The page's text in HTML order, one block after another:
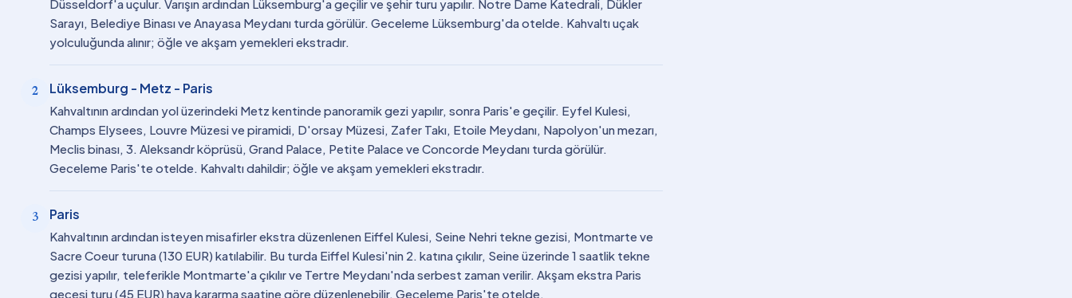
Düsseldorf'a uçulur. Varışın ardından Lüksemburg'a geçilir ve şehir turu yapılır. Notre Dame Katedrali, Dükler
Sarayı, Belediye Binası ve Anayasa Meydanı turda görülür. Geceleme Lüksemburg'da otelde. Kahvaltı uçak
yolculuğunda alınır; öğle ve akşam yemekleri ekstradır.
2 Lüksemburg - Metz - Paris
Kahvaltının ardından yol üzerindeki Metz kentinde panoramik gezi yapılır, sonra Paris'e geçilir. Eyfel Kulesi,
Champs Elysees, Louvre Müzesi ve piramidi, D'orsay Müzesi, Zafer Takı, Etoile Meydanı, Napolyon'un mezarı,
Meclis binası, 3. Aleksandr köprüsü, Grand Palace, Petite Palace ve Concorde Meydanı turda görülür.
Geceleme Paris'te otelde. Kahvaltı dahildir; öğle ve akşam yemekleri ekstradır.
3 Paris
Kahvaltının ardından isteyen misafirler ekstra düzenlenen Eiffel Kulesi, Seine Nehri tekne gezisi, Montmarte ve
Sacre Coeur turuna (130 EUR) katılabilir. Bu turda Eiffel Kulesi'nin 2. katına çıkılır, Seine üzerinde 1 saatlik tekne
gezisi yapılır, teleferikle Montmarte'a çıkılır ve Tertre Meydanı'nda serbest zaman verilir. Akşam ekstra Paris
gecesi turu (45 EUR) hava kararma saatine göre düzenlenebilir. Geceleme Paris'te otelde.